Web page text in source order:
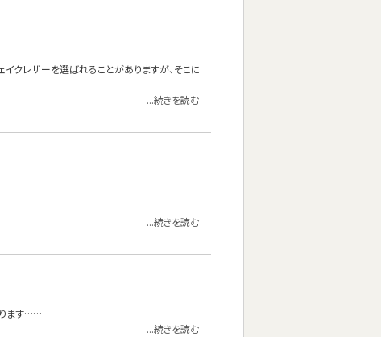
クレザーを選ばれることがありますが、そこに
...続きを読む
...続きを読む
ります……
...続きを読む